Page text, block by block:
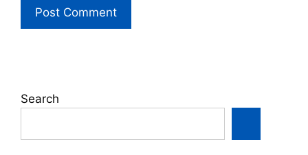
Search